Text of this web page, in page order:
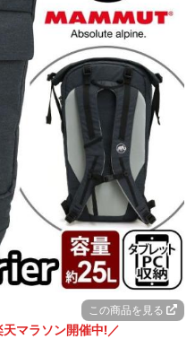
この商品を見る
マラソン開催中!／